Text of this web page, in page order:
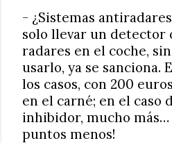
- ¿Sistemas
solo llevar un detector
radares en el coche,
usarlo, ya se sanciona.
los casos, con 200
en el carné; en el caso
inhibidor, mucho más…
puntos menos!